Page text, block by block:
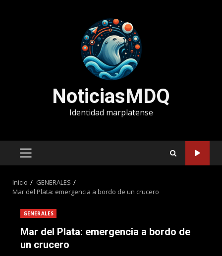
NoticiasMDQ
Identidad marplatense
MENÚ
Inicio
GENERALES
Mar del Plata: emergencia a bordo de un crucero
GENERALES
Mar del Plata: emergencia a bordo de
un crucero